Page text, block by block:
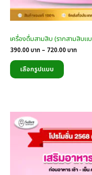
เครื่องดื่มสามสิบ (รากสามสิบ
390.00บาท – 720.00บาทPrice
เลือกรูปแบบ